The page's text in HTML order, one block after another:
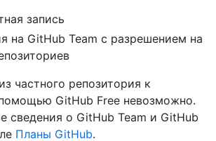
запись
на GitHub Team с разрешением на
частного репозитория к
GitHub Free невозможно.
сведения о GitHub Team и GitHub
Планы GitHub.